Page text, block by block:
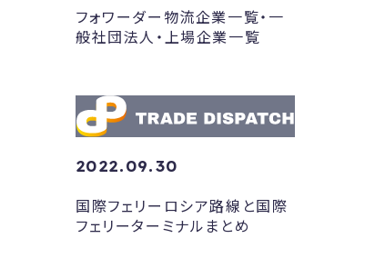
フォワーダー物流企業一覧・一
般社団法人・上場企業一覧
2022.09.30
国際フェリーロシア路線と国際
フェリーターミナルまとめ